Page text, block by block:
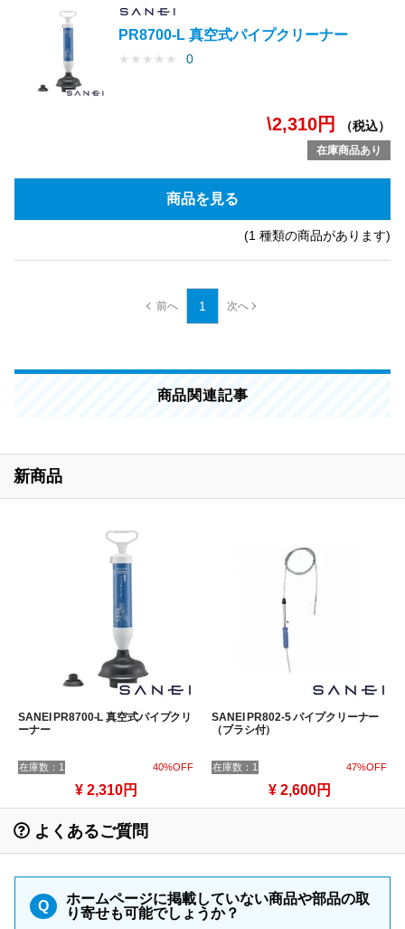
PR8700-L 真空式パイプクリーナー
★ ★ ★ ★ ★ 0
\2,310円 （税込）
在庫商品あり
商品を見る
(1 種類の商品があります)
1
商品関連記事
新商品
SANEI PR8700-L 真空式パイプクリ
ーナー
在庫数：1 40%OFF
¥ 2,310円
SANEI PR802-5 パイプクリーナー
（ブラシ付）
在庫数：1 47%OFF
¥ 2,600円
よくあるご質問
Q
ホームページに掲載していない商品や部品の取
り寄せも可能でしょうか？